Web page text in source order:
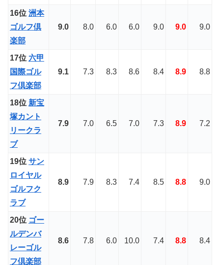
16位 洲本
ゴルフ倶
楽部
9.0 8.0 6.0 6.0 9.0 9.0 9.0
17位 六甲
国際ゴル
フ倶楽部
9.1 7.3 8.3 8.6 8.4 8.9 8.8
18位 新宝
塚カント
リークラ
ブ
7.9 7.0 6.5 7.0 7.3 8.9 7.2
19位 サン
ロイヤル
ゴルフク
ラブ
8.9 7.9 8.3 7.4 8.5 8.8 9.0
20位 ゴー
ルデンバ
レーゴル
フ倶楽部
8.6 7.8 6.0 10.0 7.4 8.8 8.4